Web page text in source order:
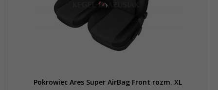
Pokrowiec Ares Super AirBag Front rozm. XL